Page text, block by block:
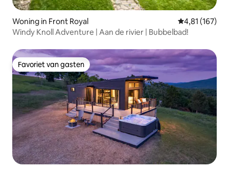
Woning in Front Royal Gemiddelde
4,81 (167)
Windy Knoll Adventure | Aan de rivier | Bubbelbad!
Favoriet van gasten
Favoriet van gasten